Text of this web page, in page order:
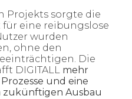
Projekts sorgte die
eine reibungslose
wurden
ohne den
Die
DIGITALL mehr
und eine
zukünftigen Ausbau